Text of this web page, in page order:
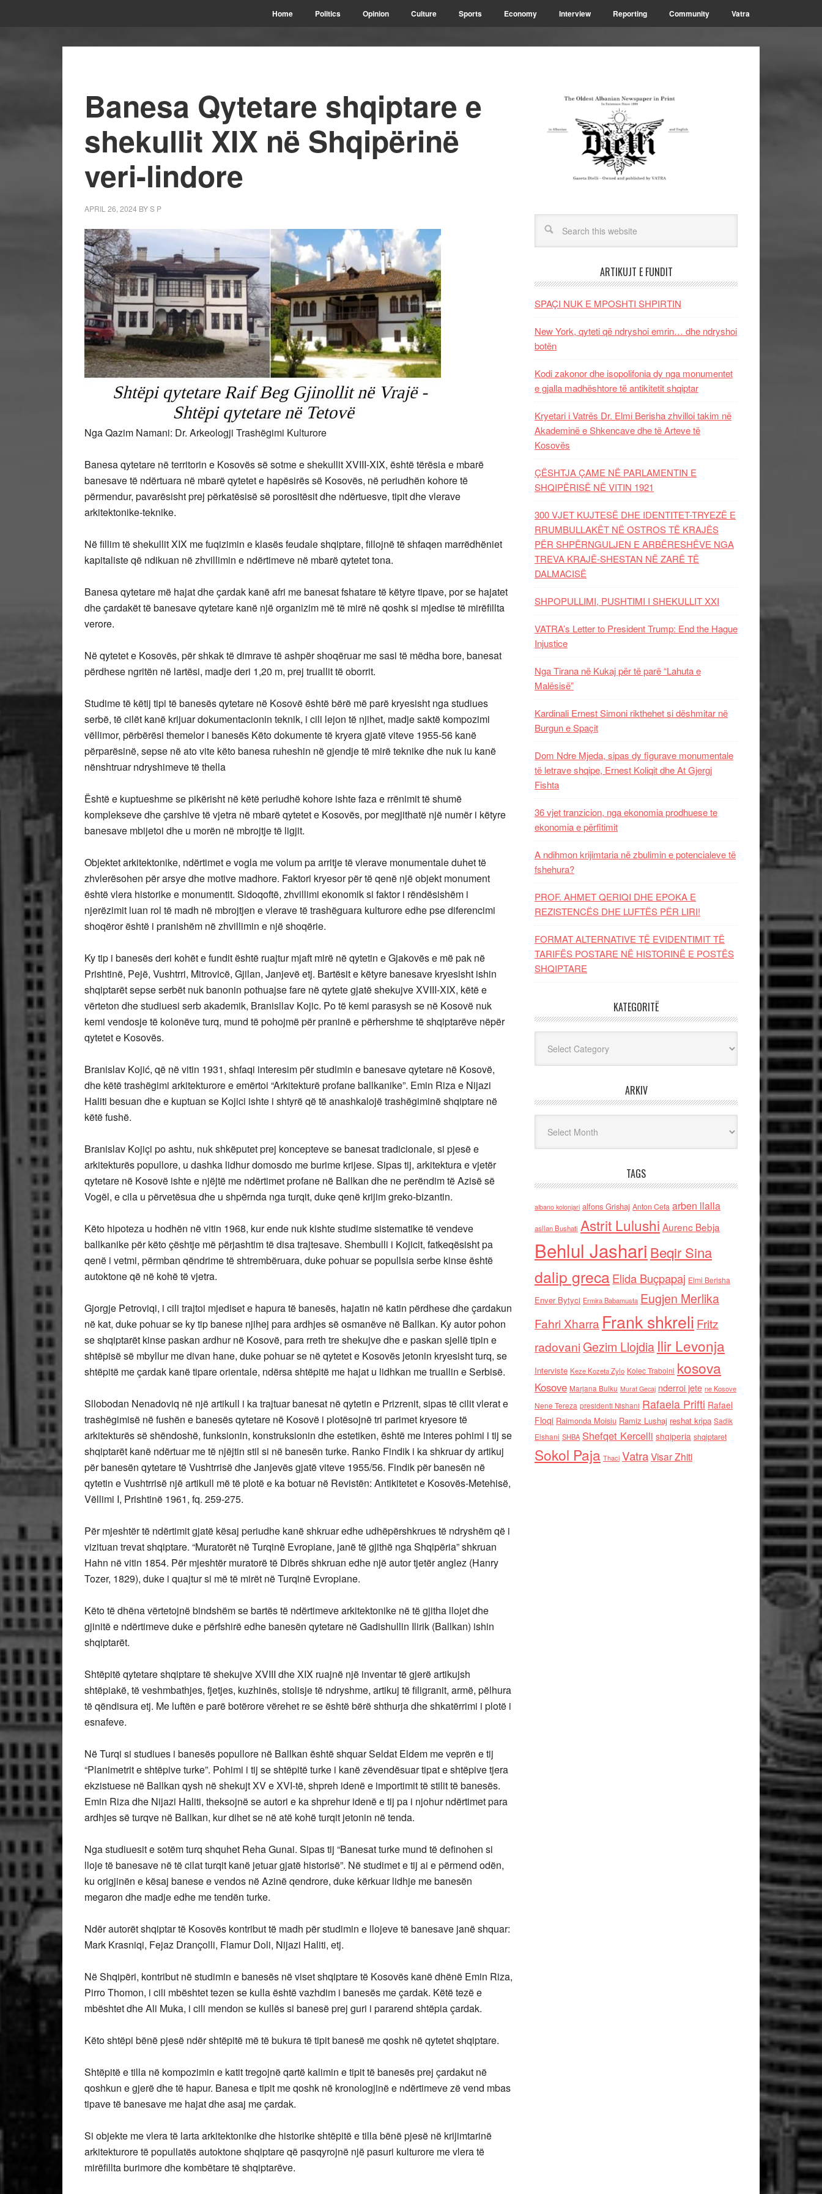
Home Politics Opinion Culture Sports Economy Interview Reporting Community Vatra
Banesa Qytetare shqiptare e
shekullit XIX në Shqipërinë
veri-lindore
APRIL 26, 2024 BYS P
Nga Qazim Namani: Dr. Arkeologji Trashëgimi Kulturore
Banesa qytetare në territorin e Kosovës së sotme e shekullit XVIII-XIX, është tërësia e mbarë
banesave të ndërtuara në mbarë qytetet e hapësirës së Kosovës, në periudhën kohore të
përmendur, pavarësisht prej përkatësisë së porositësit dhe ndërtuesve, tipit dhe vlerave
arkitektonike-teknike.
Nëfillim të shekullit XIX me fuqizimin e klasës feudale shqiptare, fillojnë të shfaqen marrëdhëniet
kapitaliste që ndikuan në zhvillimin e ndërtimeve në mbarë qytetet tona.
Banesa qytetare më hajat dhe çardak kanë afri me banesat fshatare të këtyre tipave, por se hajatet
dhe çardakët të banesave qytetare kanë një organizim më të mirë në qoshk si mjedise të mirëfillta
verore.
Në qytetet e Kosovës, për shkak të dimrave të ashpër shoqëruar me sasi të mëdha bore, banesat
përdhese ngritën në lartësi, madje deri 1,20 m, prej truallit të oborrit.
Studime të këtij tipi të banesës qytetare në Kosovë është bërë më parë kryesisht nga studiues
serbë, të cilët kanë krijuar dokumentacionin teknik, i cili lejon të njihet, madje saktë kompozimi
vëllimor, përbërësi themelor i banesës Këto dokumente të kryera gjatë viteve 1955-56 kanë
përparësinë, sepse në ato vite këto banesa ruheshin në gjendje të mirë teknike dhe nuk iu kanë
nënshtruar ndryshimeve të thella
Është e kuptueshme se pikërisht në këtë periudhë kohore ishte faza e rrënimit të shumë
komplekseve dhe çarshive të vjetra në mbarë qytetet e Kosovës, por megjithatë një numër i këtyre
banesave mbijetoi dhe u morën në mbrojtje të ligjit.
Objektet arkitektonike, ndërtimet e vogla me volum pa arritje të vlerave monumentale duhet të
zhvlerësohen për arsye dhe motive madhore. Faktori kryesor për të qenë një objekt monument
është vlera historike e monumentit. Sidoqoftë, zhvillimi ekonomik si faktor i rëndësishëm i
njerëzimit luan rol të madh në mbrojtjen e vlerave të trashëguara kulturore edhe pse diferencimi
shoqëror është i pranishëm në zhvillimin e një shoqërie.
Ky tip i banesës deri kohët e fundit është ruajtur mjaft mirë në qytetin e Gjakovës e më pak në
Prishtinë, Pejë, Vushtrri, Mitrovicë, Gjilan, Janjevë etj. Bartësit e këtyre banesave kryesisht ishin
shqiptarët sepse serbët nuk banonin pothuajse fare në qytete gjatë shekujve XVIII-XIX, këtë e
vërteton dhe studiuesi serb akademik, Branisllav Kojic. Po të kemi parasysh se në Kosovë nuk
kemi vendosje të kolonëve turq, mund të pohojmë për praninë e përhershme të shqiptarëve nëpër
qytetet e Kosovës.
Branislav Kojić, që në vitin 1931, shfaqi interesim për studimin e banesave qytetare në Kosovë,
dhe këtë trashëgimi arkitekturore e emërtoi “Arkitekturë profane ballkanike”. Emin Riza e Nijazi
Haliti besuan dhe e kuptuan se Kojici ishte i shtyrë që të anashkalojë trashëgiminë shqiptare në
këtë fushë.
Branislav Kojiçi po ashtu, nuk shkëputet prej koncepteve se banesat tradicionale, si pjesë e
arkitekturës popullore, u dashka lidhur domosdo me burime krijese. Sipas tij, arkitektura e vjetër
qytetare në Kosovë ishte e njëjtë me ndërtimet profane në Ballkan dhe ne perëndim të Azisë së
Vogël, e cila u përvetësua dhe u shpërnda nga turqit, duke qenë krijim greko-bizantin.
Këto hipoteza u hodhën në vitin 1968, kur ende nuk kishte studime sistematike të vendeve
ballkanike për këto çështje më përjashtim të disa trajtesave. Shembulli i Kojicit, fatkeqësisht pa
qenë i vetmi, përmban qëndrime të shtrembëruara, duke pohuar se popullsia serbe kinse është
autoktone që në kohë të vjetra.
Gjorgje Petroviqi, i cili trajtoi mjediset e hapura të banesës, hajatin në katin përdhese dhe çardakun
në kat, duke pohuar se ky tip banese njihej para ardhjes së osmanëve në Ballkan. Ky autor pohon
se shqiptarët kinse paskan ardhur në Kosovë, para rreth tre shekujve dhe e paskan sjellë tipin e
shtëpisë së mbyllur me divan hane, duke pohuar se në qytetet e Kosovës jetonin kryesisht turq, se
shtëpitë me çardak kanë tipare orientale, ndërsa shtëpitë me hajat u lidhkan me truallin e Serbisë.
Sllobodan Nenadoviq në një artikull i ka trajtuar banesat në qytetin e Prizrenit, sipas të cilit vlerat e
trashëgimisë në fushën e banesës qytetare në Kosovë i plotësojnë tri parimet kryesore të
arkitekturës së shëndoshë, funksionin, konstruksionin dhe estetiken, është me interes pohimi i tij se
shqiptarët kanë ndërtuar me të njëjtin stil si në banesën turke. Ranko Findik i ka shkruar dy artikuj
për banesën qytetare të Vushtrrisë dhe Janjevës gjatë viteve 1955/56. Findik për banesën në
qytetin e Vushtrrisë një artikull më të plotë e ka botuar në Revistën: Antikitetet e Kosovës-Metehisë,
Vëllimi I, Prishtinë 1961, fq. 259-275.
Për mjeshtër të ndërtimit gjatë kësaj periudhe kanë shkruar edhe udhëpërshkrues të ndryshëm që i
vizituan trevat shqiptare. “Muratorët në Turqinë Evropiane, janë të gjithë nga Shqipëria” shkruan
Hahn në vitin 1854. Për mjeshtër muratorë të Dibrës shkruan edhe një autor tjetër anglez (Hanry
Tozer, 1829), duke i quajtur si më të mirët në Turqinë Evropiane.
Këto të dhëna vërtetojnë bindshëm se bartës të ndërtimeve arkitektonike në të gjitha llojet dhe
gjinitë e ndërtimeve duke e përfshirë edhe banesën qytetare në Gadishullin Ilirik (Ballkan) ishin
shqiptarët.
Shtëpitë qytetare shqiptare të shekujve XVIII dhe XIX ruajnë një inventar të gjerë artikujsh
shtëpiakë, të veshmbathjes, fjetjes, kuzhinës, stolisje të ndryshme, artikuj të filigranit, armë, pëlhura
të qëndisura etj. Me luftën e parë botërore vërehet re se është bërë shthurja dhe shkatërrimi i plotë i
esnafeve.
Në Turqi si studiues i banesës popullore në Ballkan është shquar Seldat Eldem me veprën e tij
“Planimetrit e shtëpive turke”. Pohimi i tij se shtëpitë turke i kanë zëvendësuar tipat e shtëpive tjera
ekzistuese në Ballkan qysh në shekujt XV e XVI-të, shpreh idenë e importimit të stilit të banesës.
Emin Riza dhe Nijazi Haliti, theksojnë se autori e ka shprehur idenë e tij pa i njohur ndërtimet para
ardhjes së turqve në Ballkan, kur dihet se në atë kohë turqit jetonin në tenda.
Nga studiuesit e sotëm turq shquhet Reha Gunai. Sipas tij “Banesat turke mund të definohen si
lloje të banesave në të cilat turqit kanë jetuar gjatë historisë”. Në studimet e tij ai e përmend odën,
ku origjinën e kësaj banese e vendos në Azinë qendrore, duke kërkuar lidhje me banesën
megaron dhe madje edhe me tendën turke.
Ndër autorët shqiptar të Kosovës kontribut të madh për studimin e llojeve të banesave janë shquar:
Mark Krasniqi, Fejaz Drançolli, Flamur Doli, Nijazi Haliti, etj.
Në Shqipëri, kontribut në studimin e banesës në viset shqiptare të Kosovës kanë dhënë Emin Riza,
Pirro Thomon, i cili mbështet tezen se kulla është vazhdim i banesës me çardak. Këtë tezë e
mbështet dhe Ali Muka, i cili mendon se kullës si banesë prej guri i pararend shtëpia çardak.
Këto shtëpi bënë pjesë ndër shtëpitë më të bukura të tipit banesë me qoshk në qytetet shqiptare.
Shtëpitë e tilla në kompozimin e katit tregojnë qartë kalimin e tipit të banesës prej çardakut në
qoshkun e gjerë dhe të hapur. Banesa e tipit me qoshk në kronologjinë e ndërtimeve zë vend mbas
tipave të banesave me hajat dhe asaj me çardak.
Si objekte me vlera të larta arkitektonike dhe historike shtëpitë e tilla bënë pjesë në krijimtarinë
arkitekturore të popullatës autoktone shqiptare që pasqyrojnë një pasuri kulturore me vlera të
mirëfillta burimore dhe kombëtare të shqiptarëve.
ARTIKUJT E FUNDIT
SPAÇI NUK E MPOSHTI SHPIRTIN
New York, qyteti që ndryshoi emrin… dhe ndryshoi
botën
Kodi zakonor dhe isopolifonia dy nga monumentet
e gjalla madhështore të antikitetit shqiptar
Kryetari i Vatrës Dr. Elmi Berisha zhvilloi takim në
Akademinë e Shkencave dhe të Arteve të
Kosovës
ÇËSHTJA ÇAME NË PARLAMENTIN E
SHQIPËRISË NË VITIN 1921
300 VJET KUJTESË DHE IDENTITET-TRYEZË E
RRUMBULLAKËT NË OSTROS TË KRAJËS
PËR SHPËRNGULJEN E ARBËRESHËVE NGA
TREVA KRAJË-SHESTAN NË ZARË TË
DALMACISË
SHPOPULLIMI, PUSHTIMI I SHEKULLIT XXI
VATRA’s Letter to President Trump: End the Hague
Injustice
Nga Tirana në Kukaj për të parë “Lahuta e
Malësisë”
Kardinali Ernest Simoni rikthehet si dëshmitar në
Burgun e Spaçit
Dom Ndre Mjeda, sipas dy figurave monumentale
të letrave shqipe, Ernest Koliqit dhe At Gjergj
Fishta
36 vjet tranzicion, nga ekonomia prodhuese te
ekonomia e përfitimit
A ndihmon krijimtaria në zbulimin e potencialeve të
fshehura?
PROF. AHMET QERIQI DHE EPOKA E
REZISTENCЁS DHE LUFTЁS PЁR LIRI!
FORMAT ALTERNATIVE TË EVIDENTIMIT TË
TARIFËS POSTARE NË HISTORINË E POSTËS
SHQIPTARE
KATEGORITË
ARKIV
TAGS
albano kolonjari alfons Grishaj Anton Cefa arben llalla
asllan Bushati Astrit Lulushi Aurenc Bebja
Behlul Jashari Beqir Sina
dalip grecaElida Buçpapaj Elmi Berisha
Enver Bytyci Ermira Babamusta Eugjen Merlika
Fahri Xharra Frank shkreli Fritz
radovaniGezim Llojdia Ilir Levonja
Interviste Keze Kozeta Zylo Kolec Traboini kosova
Kosove Marjana Bulku Murat Gecaj nderroi jete ne Kosove
Nene Tereza presidenti Nishani Rafaela Prifti Rafael
Floqi Raimonda Moisiu Ramiz Lushaj reshat kripa Sadik
Elshani SHBA Shefqet Kercelli shqiperia shqiptaret
Sokol Paja Thaci VatraVisar Zhiti